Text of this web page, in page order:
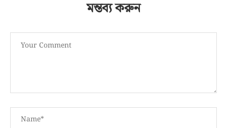
মন্তব্য করুন